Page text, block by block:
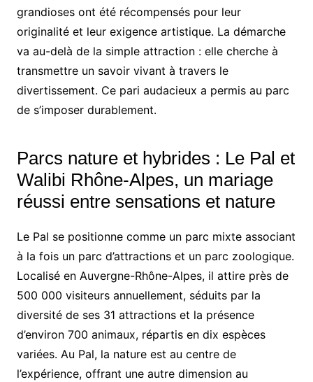
grandioses ont été récompensés pour leur
originalité et leur exigence artistique. La démarche
va au-delà de la simple attraction : elle cherche à
transmettre un savoir vivant à travers le
divertissement. Ce pari audacieux a permis au parc
de s’imposer durablement.
Parcs nature et hybrides : Le Pal et
Walibi Rhône-Alpes, un mariage
réussi entre sensations et nature
Le Pal se positionne comme un parc mixte associant
à la fois un parc d’attractions et un parc zoologique.
Localisé en Auvergne-Rhône-Alpes, il attire près de
500 000 visiteurs annuellement, séduits par la
diversité de ses 31 attractions et la présence
d’environ 700 animaux, répartis en dix espèces
variées. Au Pal, la nature est au centre de
l’expérience, offrant une autre dimension au